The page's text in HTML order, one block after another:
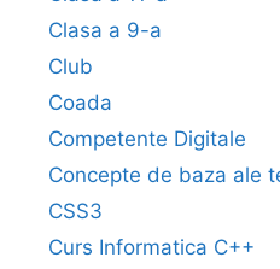
Clasa a 9-a
Club
Coada
Competente Digitale
Concepte de baza ale
CSS3
Curs Informatica C++